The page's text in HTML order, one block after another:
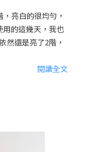
亮白的很均勻，
的這幾天，我也
然還是亮了2階，
閱讀全文